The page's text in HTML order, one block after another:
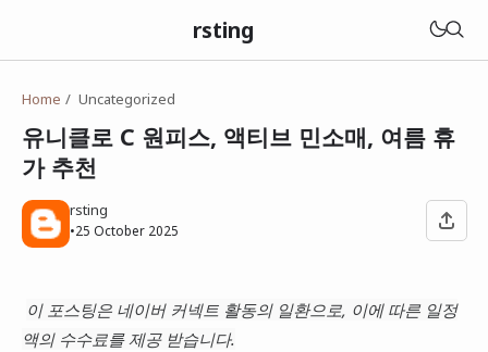
rsting
Home Uncategorized
유니클로 C 원피스, 액티브 민소매, 여름 휴
가 추천
rsting
•25 October 2025
이 포스팅은 네이버 커넥트 활동의 일환으로, 이에 따른 일정
액의 수수료를 제공 받습니다.